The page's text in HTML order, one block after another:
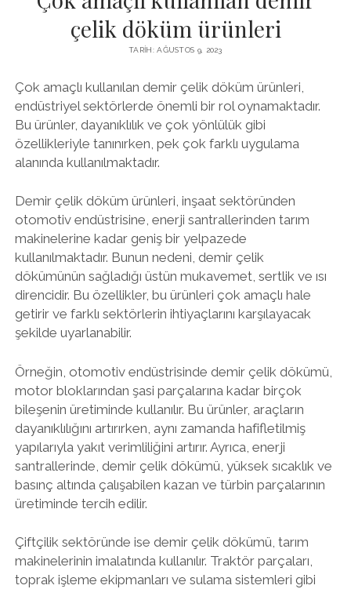
çelik döküm ürünleri
TARIH: AĞUSTOS 9, 2023
Çok amaçlı kullanılan demir çelik döküm ürünleri,
endüstriyel sektörlerde önemli bir rol oynamaktadır.
Bu ürünler, dayanıklılık ve çok yönlülük gibi
özellikleriyle tanınırken, pek çok farklı uygulama
alanında kullanılmaktadır.
Demir çelik döküm ürünleri, inşaat sektöründen
otomotiv endüstrisine, enerji santrallerinden tarım
makinelerine kadar geniş bir yelpazede
kullanılmaktadır. Bunun nedeni, demir çelik
dökümünün sağladığı üstün mukavemet, sertlik ve ısı
direncidir. Bu özellikler, bu ürünleri çok amaçlı hale
getirir ve farklı sektörlerin ihtiyaçlarını karşılayacak
şekilde uyarlanabilir.
Örneğin, otomotiv endüstrisinde demir çelik dökümü,
motor bloklarından şasi parçalarına kadar birçok
bileşenin üretiminde kullanılır. Bu ürünler, araçların
dayanıklılığını artırırken, aynı zamanda hafifletilmiş
yapılarıyla yakıt verimliliğini artırır. Ayrıca, enerji
santrallerinde, demir çelik dökümü, yüksek sıcaklık ve
basınç altında çalışabilen kazan ve türbin parçalarının
üretiminde tercih edilir.
Çiftçilik sektöründe ise demir çelik dökümü, tarım
makinelerinin imalatında kullanılır. Traktör parçaları,
toprak işleme ekipmanları ve sulama sistemleri gibi